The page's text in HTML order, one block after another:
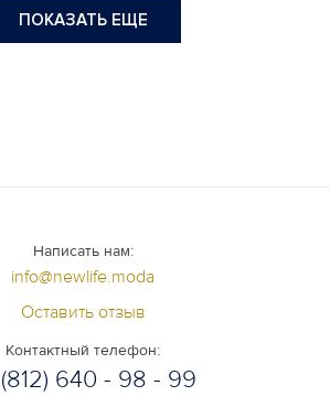
ПОКАЗАТЬ ЕЩЕ
Написать нам:
info@newlife.moda
Оставить отзыв
Контактный телефон:
640 - 98 - 99